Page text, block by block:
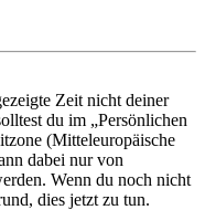
Zeit nicht deiner
du im „Persönlichen
(Mitteleuropäische
dabei nur von
Wenn du noch nicht
dies jetzt zu tun.